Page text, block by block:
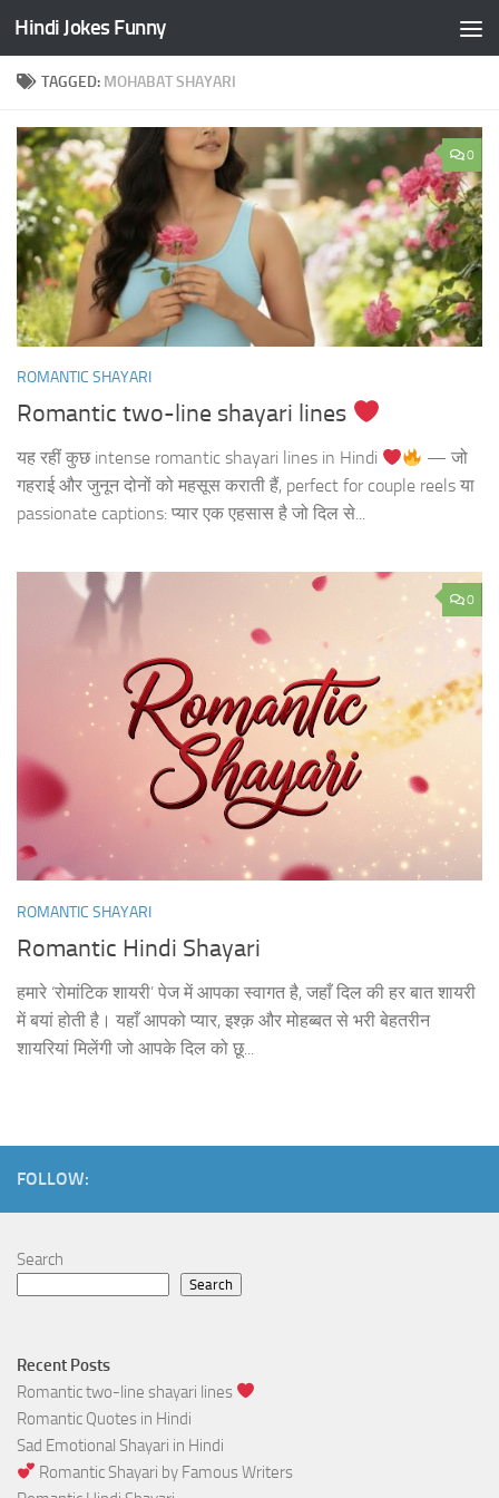
Skip to content
Hindi Jokes Funny
TAGGED: MOHABAT SHAYARI
0
ROMANTIC SHAYARI
Romantic two-line shayari lines
यह रहीं कुछ intense romantic shayari lines in Hindi
— जो
गहराई और जुनून दोनों को महसूस कराती हैं, perfect for couple reels या
passionate captions: प्यार एक एहसास है जो दिल से...
0
ROMANTIC SHAYARI
Romantic Hindi Shayari
हमारे ‘रोमांटिक शायरी’ पेज में आपका स्वागत है, जहाँ दिल की हर बात शायरी
में बयां होती है। यहाँ आपको प्यार, इश्क़ और मोहब्बत से भरी बेहतरीन
शायरियां मिलेंगी जो आपके दिल को छू...
FOLLOW:
Search
Search
Recent Posts
Romantic two-line shayari lines
Romantic Quotes in Hindi
Sad Emotional Shayari in Hindi
Romantic Shayari by Famous Writers